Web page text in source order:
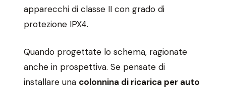
apparecchi di classe II con grado di
protezione IPX4.
Quando progettate lo schema, ragionate
anche in prospettiva. Se pensate di
installare una colonnina di ricarica per auto